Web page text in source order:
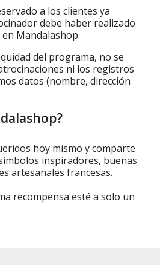
a los clientes ya
debe haber realizado
Mandalashop.
del programa, no se
ni los registros
datos (nombre, dirección
hoy mismo y comparte
inspiradores, buenas
artesanales francesas.
recompensa esté a solo un